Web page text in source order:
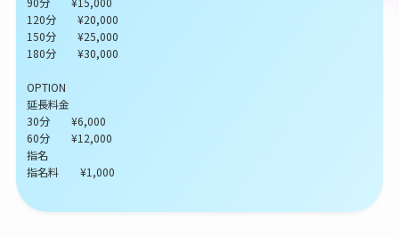
120分 ¥20,000
150分 ¥25,000
180分 ¥30,000
OPTION
延長料金
30分 ¥6,000
60分 ¥12,000
指名
指名料 ¥1,000